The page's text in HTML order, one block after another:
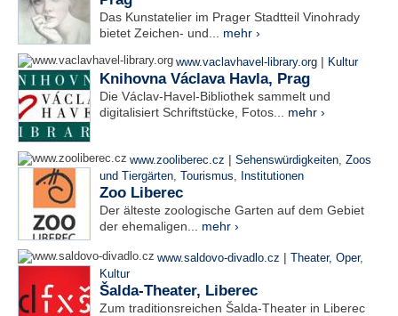
Das Kunstatelier im Prager Stadtteil Vinohrady
bietet Zeichen- und... mehr ›
www.vaclavhavel-library.org | Kultur
Knihovna Václava Havla, Prag
Die Václav-Havel-Bibliothek sammelt und
digitalisiert Schriftstücke, Fotos... mehr ›
www.zooliberec.cz | Sehenswürdigkeiten, Zoos
und Tiergärten, Tourismus, Institutionen
Zoo Liberec
Der älteste zoologische Garten auf dem Gebiet
der ehemaligen... mehr ›
www.saldovo-divadlo.cz | Theater, Oper,
Kultur
Šalda-Theater, Liberec
Zum traditionsreichen Šalda-Theater in Liberec